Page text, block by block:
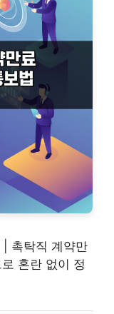
| 촉탁직 계약만
혼란 없이 정